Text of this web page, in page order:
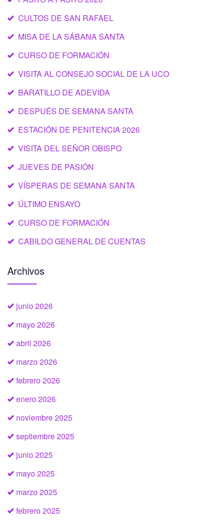
CULTOS DE SAN RAFAEL
MISA DE LA SÁBANA SANTA
CURSO DE FORMACIÓN
VISITA AL CONSEJO SOCIAL DE LA UCO
BARATILLO DE ADEVIDA
DESPUÉS DE SEMANA SANTA
ESTACIÓN DE PENITENCIA 2026
VISITA DEL SEÑOR OBISPO
JUEVES DE PASIÓN
VÍSPERAS DE SEMANA SANTA
ÚLTIMO ENSAYO
CURSO DE FORMACIÓN
CABILDO GENERAL DE CUENTAS
Archivos
junio 2026
mayo 2026
abril 2026
marzo 2026
febrero 2026
enero 2026
noviembre 2025
septiembre 2025
junio 2025
mayo 2025
marzo 2025
febrero 2025